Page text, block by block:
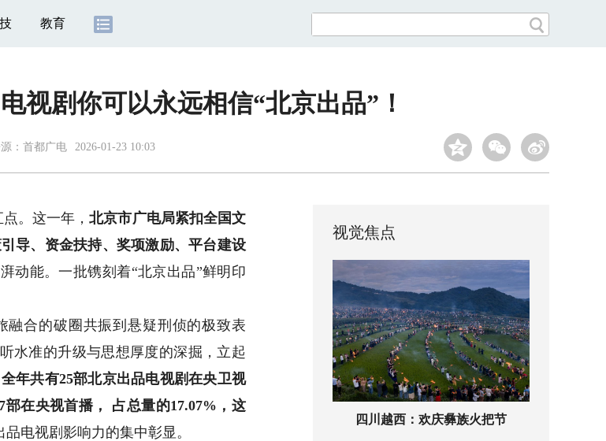
教育
视剧你可以永远相信“北京出品”！
： 首都广电 2026-01-23 10:03
。这一年，北京市广电局紧扣全国文
导、资金扶持、奖项激励、平台建设
动能。一批镌刻着“北京出品”鲜明印
合的破圈共振到悬疑刑侦的极致表
水准的升级与思想厚度的深掘，立起
全年共有25部北京出品电视剧在央卫视
7部在央视首播 ， 占总量的17.07% ， 这
电视剧影响力的集中彰显。
视觉焦点
四川越西：欢庆彝族火把节